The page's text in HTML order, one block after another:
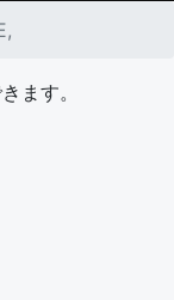
ます。